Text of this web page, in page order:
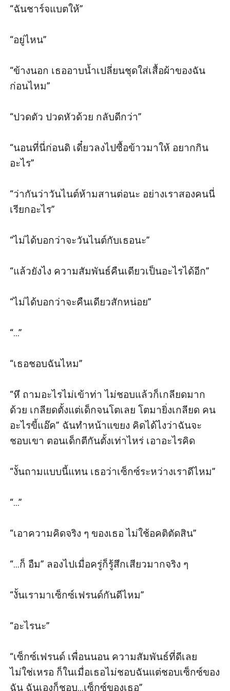
ข้างกายตอบคำถามที่ฉันพึมพำคนเดียว
“อืม ช่างเถอะ”
เมื่อฉันบอกว่าเสียดายยักษ์ดึงผ้าห่มลงแล้วพลิกตัว
ทำหน้าหล่อเพื่ออะไร แค่ตื่นนอนไหมจะต้องดูดี
ขนาดนี้ เซ็กซี่ขนาดนี้เลยหรือไง แล้วนั่นซิกแพคเห
ถามมาว่า “เสียดายอะไร”
“เสียดายที่เสียให้คนอย่างนายไง”
“อย่าพูดถึงไทม์”
“ไม่ให้พูดถึงแล้วเมื่อคืนหมาตัวไหนมันร้องครางแต่
ชื่อไอ้ไทม์ เอากับฉันอยู่ร้องหามันเพื่อ?”
“ไม่จริง” ฉันยอมรับเลยว่าจำไม่ได้จริง ๆ ดันพูด
“เหอะ จำไม่ได้ก็เรื่องของเธอ แต่ต่อไปช่วยจำด้วย
เวลาเอากับฉันให้ครางชื่อฉัน ไม่ใช่ครางชื่อผู้ชาย
คนอื่น ไม่งั้นอย่าหาว่าฉันไม่เตือน”
“เพราะฉันไม่ให้มีไง”
“ฉันชาร์จแบตให้”
“อยู่ไหน”
“ข้างนอก เธออาบน้ำเปลี่ยนชุดใส่เสื้อผ้าของฉัน
ก่อนไหม”
“ปวดตัว ปวดหัวด้วย กลับดีกว่า”
“นอนที่นี่ก่อนดิ เดี๋ยวลงไปซื้อข้าวมาให้ อยากกิน
อะไร”
“ว่ากันว่าวันไนต์ห้ามสานต่อนะ อย่างเราสองคนนี่
เรียกอะไร”
“ไม่ได้บอกว่าจะวันไนต์กับเธอนะ”
“แล้วยังไง ความสัมพันธ์คืนเดียวเป็นอะไรได้อีก”
“ไม่ได้บอกว่าจะคืนเดียวสักหน่อย”
“...”
“เธอชอบฉันไหม”
“หึ ถามอะไรไม่เข้าท่า ไม่ชอบแล้วก็เกลียดมาก
ด้วย เกลียดตั้งแต่เด็กจนโตเลย โตมายิ่งเกลียด คน
อะไรขี้แอ๊ค” ฉันทำหน้าแขยง คิดได้ไงว่าฉันจะ
ชอบเขา ตอนเด็กตีกันตั้งเท่าไหร่ เอาอะไรคิด
“งั้นถามแบบนี้แทน เธอว่าเซ็กซ์ระหว่างเราดีไหม”
“...”
“เอาความคิดจริง ๆ ของเธอ ไม่ใช้อคติตัดสิน”
“...ก็ อืม” ลองไปเมื่อครู่ก็รู้สึกเสียวมากจริง ๆ
“งั้นเรามาเซ็กซ์เฟรนด์กันดีไหม”
“อะไรนะ”
“เซ็กซ์เฟรนด์ เพื่อนนอน ความสัมพันธ์ที่ดีเลย
ไม่ใช่เหรอ ก็ในเมื่อเธอไม่ชอบฉันแต่ชอบเซ็กซ์ของ
ฉัน ฉันเองก็ชอบ...เซ็กซ์ของเธอ”